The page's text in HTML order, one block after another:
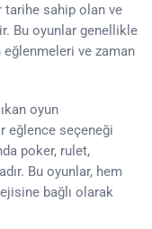
tarihe sahip olan ve
Bu oyunlar genellikle
eğlenmeleri ve zaman
oyun
eğlence seçeneği
poker, rulet,
Bu oyunlar, hem
bağlı olarak